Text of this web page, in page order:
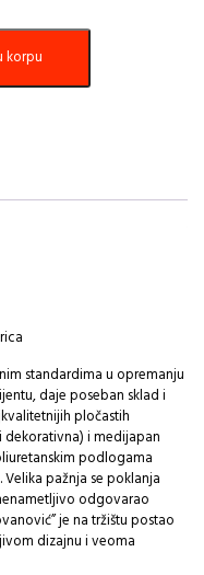
korpu
standardima u opremanju
daje poseban sklad i
pločastih
dekorativna) i medijapan
podlogama
pažnja se poklanja
odgovarao
je na tržištu postao
dizajnu i veoma